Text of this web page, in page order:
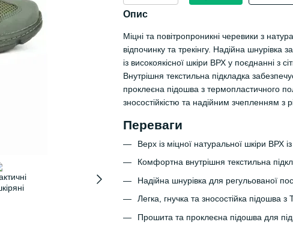
Опис
Міцні та повітропроникні черевики з
відпочинку та трекінгу. Надійна шнурівка
із високоякісної шкіри ВРХ у поєднанні з
Внутрішня текстильна підкладка
проклеєна підошва з термопластичного
зносостійкістю та надійним зчепленням з
Переваги
Верх із міцної натуральної шкіри ВРХ
Комфортна внутрішня текстильна
Надійна шнурівка для регульованої
Легка, гнучка та зносостійка підошва
Прошита та проклеєна підошва для